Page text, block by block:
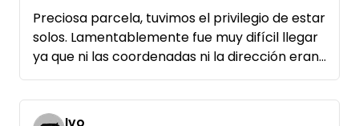
Preciosa parcela, tuvimos el privilegio de estar
solos. Lamentablemente fue muy difícil llegar
ya que ni las coordenadas ni la dirección eran
correctas. Desgraciadamente, el propietario
tampoco contestaba al teléfono, lo que lo
hizo todo un poco más difícil. A pesar de todo,